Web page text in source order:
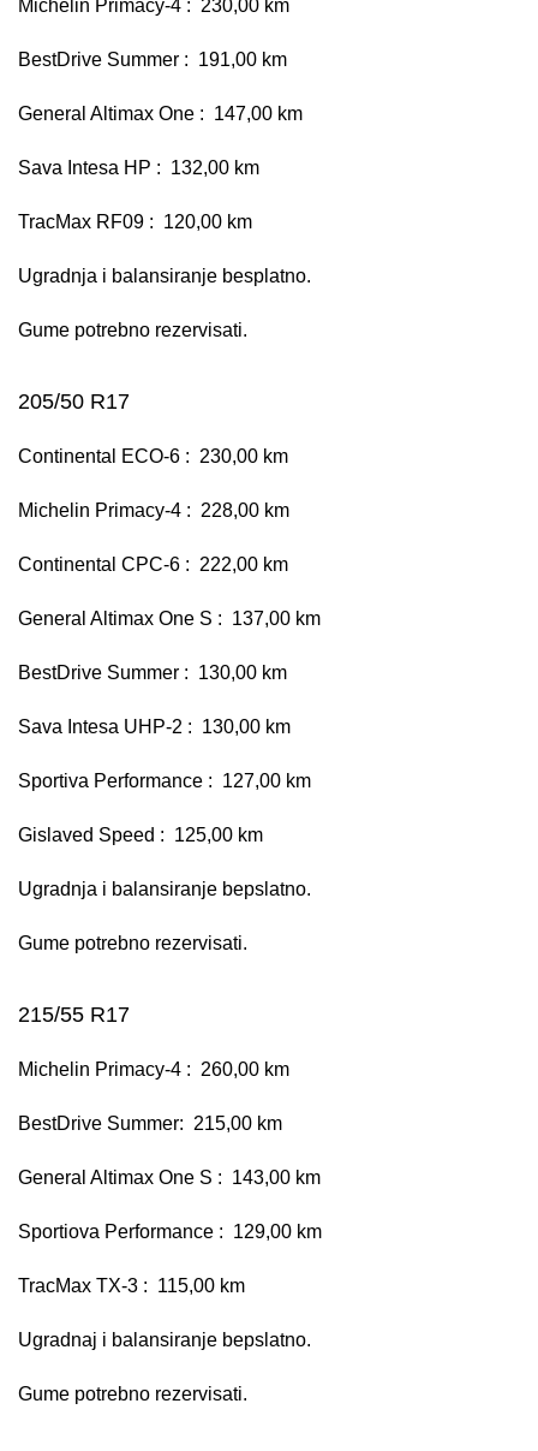
Michelin Primacy-4 : 230,00 km
BestDrive Summer : 191,00 km
General Altimax One : 147,00 km
Sava Intesa HP : 132,00 km
TracMax RF09 : 120,00 km
Ugradnja i balansiranje besplatno.
Gume potrebno rezervisati.
205/50 R17
Continental ECO-6 : 230,00 km
Michelin Primacy-4 : 228,00 km
Continental CPC-6 : 222,00 km
General Altimax One S : 137,00 km
BestDrive Summer : 130,00 km
Sava Intesa UHP-2 : 130,00 km
Sportiva Performance : 127,00 km
Gislaved Speed : 125,00 km
Ugradnja i balansiranje bepslatno.
Gume potrebno rezervisati.
215/55 R17
Michelin Primacy-4 : 260,00 km
BestDrive Summer: 215,00 km
General Altimax One S : 143,00 km
Sportiova Performance : 129,00 km
TracMax TX-3 : 115,00 km
Ugradnaj i balansiranje bepslatno.
Gume potrebno rezervisati.